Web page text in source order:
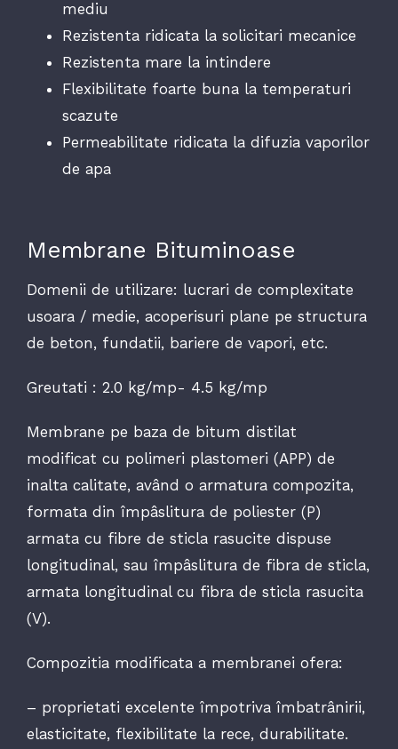
mediu
Rezistenta ridicata la solicitari mecanice
Rezistenta mare la intindere
Flexibilitate foarte buna la temperaturi
scazute
Permeabilitate ridicata la difuzia vaporilor
de apa
Membrane Bituminoase
Domenii de utilizare: lucrari de complexitate
usoara / medie, acoperisuri plane pe structura
de beton, fundatii, bariere de vapori, etc.
Greutati : 2.0 kg/mp- 4.5 kg/mp
Membrane pe baza de bitum distilat
modificat cu polimeri plastomeri (APP) de
inalta calitate, având o armatura compozita,
formata din împâslitura de poliester (P)
armata cu fibre de sticla rasucite dispuse
longitudinal, sau împâslitura de fibra de sticla,
armata longitudinal cu fibra de sticla rasucita
(V).
Compozitia modificata a membranei ofera:
– proprietati excelente împotriva îmbatrânirii,
elasticitate, flexibilitate la rece, durabilitate.